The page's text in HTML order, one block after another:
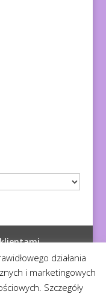
działania
i marketingowych
Szczegóły